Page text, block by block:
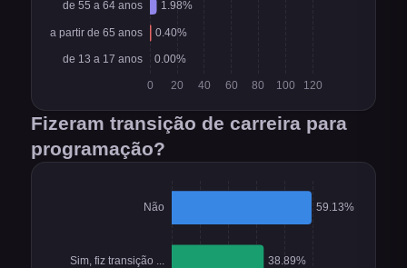
Fizeram transição de carreira para
programação?